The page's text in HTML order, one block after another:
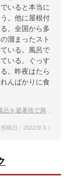
いると本当に
。他に屋根付
。全国から多
溜まったスト
いる。風呂で
いる。ぐっす
。昨夜はたら
んばかりに食
を避暑地で満喫できる宿
稿日：2022/3/ 3 ）